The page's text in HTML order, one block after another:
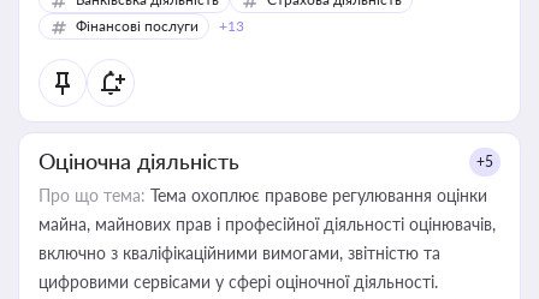
Фінансові послуги
+13
Оціночна діяльність +5
Про що тема: Тема охоплює правове регулювання оцінки
майна, майнових прав і професійної діяльності оцінювачів,
включно з кваліфікаційними вимогами, звітністю та
цифровими сервісами у сфері оціночної діяльності.